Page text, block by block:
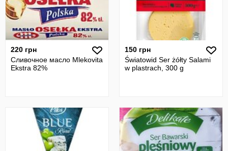
220 грн
Сливочное масло Mlekovita
Ekstra 82%
150 грн
Światowid Ser żółty Salami
w plastrach, 300 g